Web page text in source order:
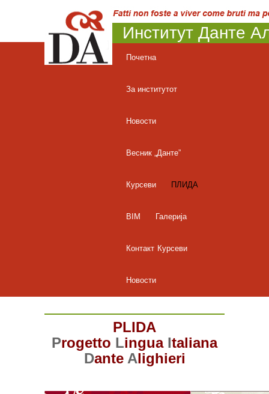
Институт Данте
Почетна
За институтот
Новости
Весник „Данте”
Курсеви ПЛИДА
BIM Галерија
Контакт Курсеви
Новости
PLIDA
Progetto LinguaItaliana
DanteAlighieri